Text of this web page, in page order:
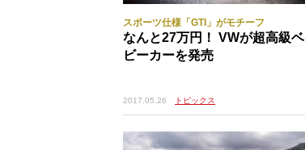
スポーツ仕様「GTI」がモチーフ
なんと27万円！ VWが超高級ベ
ビーカーを発売
2017.05.26 トピックス